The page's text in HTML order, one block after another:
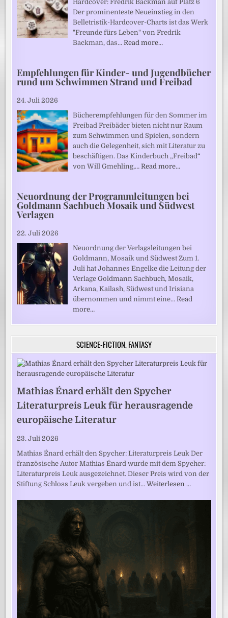
Hardcover: Fredrik Backman auf Platz 6
Der prominenteste Neueinstieg in den
Belletristik-Hardcover-Charts ist das Werk
"Freunde fürs Leben" von Fredrik
Backman, das…Read more…
Empfehlungen für Kinder- und Jugendbücher
rund um Schwimmen Strand und Freibad
24. Juli 2026
Bücherempfehlungen für den Sommer im
Freibad Freibäder bieten nicht nur Raum
zum Schwimmen und Spielen, sondern
auch die Gelegenheit, sich mit Literatur zu
beschäftigen. Das Kinderbuch „Freibad“
von Will Gmehling,…Read more…
Neuordnung der Programmleitungen bei
Goldmann Sachbuch Mosaik und Südwest
Verlagen
22. Juli 2026
Neuordnung der Verlagsleitungen bei
Goldmann, Mosaik und Südwest Zum 1.
Juli hat Johannes Engelke die Leitung der
Verlage Goldmann Sachbuch, Mosaik,
Arkana, Kailash, Südwest und Irisiana
übernommen und nimmt eine…Read
more…
SCIENCE-FICTION, FANTASY
Mathias Énard erhält den Spycher
Literaturpreis Leuk für herausragende
europäische Literatur
23. Juli 2026
Mathias Énard erhält den Spycher: Literaturpreis Leuk Der
französische Autor Mathias Énard wurde mit dem Spycher:
Literaturpreis Leuk ausgezeichnet. Dieser Preis wird von der
Stiftung Schloss Leuk vergeben und ist…Weiterlesen …